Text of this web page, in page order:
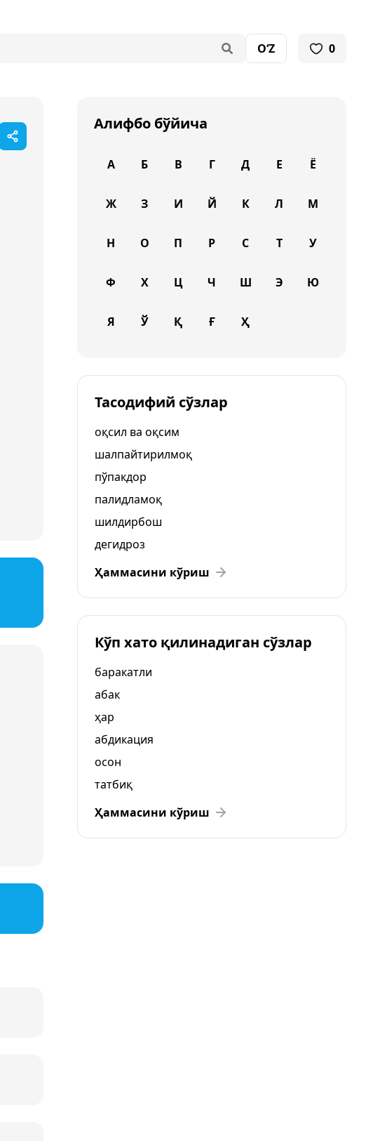
O‘Z 0
Алифбо бўйича
А Б В Г Д Е Ё
Ж З И Й К Л М
Н О П Р С Т У
Ф Х Ц Ч Ш Э Ю
Я Ў Қ Ғ Ҳ
Тасодифий сўзлар
оқсил ва оқсим
шалпайтирилмоқ
пўпакдор
палидламоқ
шилдирбош
дегидроз
Ҳаммасини кўриш
Кўп хато қилинадиган сўзлар
баракатли
абак
ҳар
абдикация
осон
татбиқ
Ҳаммасини кўриш